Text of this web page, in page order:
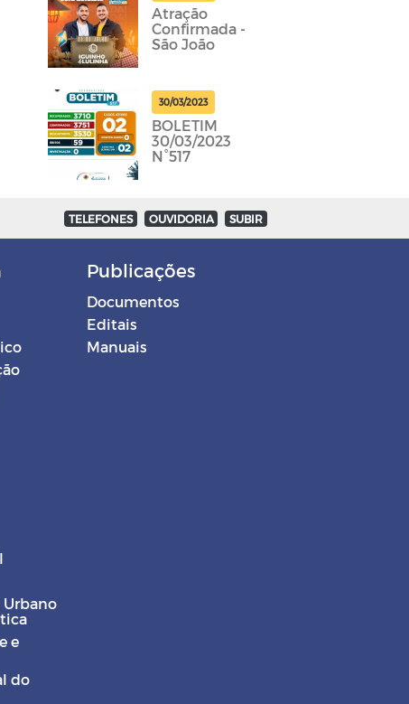
Atração
Confirmada -
São João
30/03/2023
BOLETIM
30/03/2023
N°517
TELEFONES OUVIDORIA SUBIR
Publicações
Documentos
Editais
Manuais
e
do